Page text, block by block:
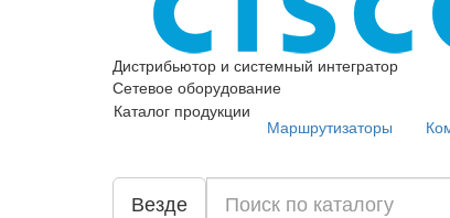
Дистрибьютор и системный интегратор
Сетевое оборудование
Каталог продукции
Маршрутизаторы
Везде